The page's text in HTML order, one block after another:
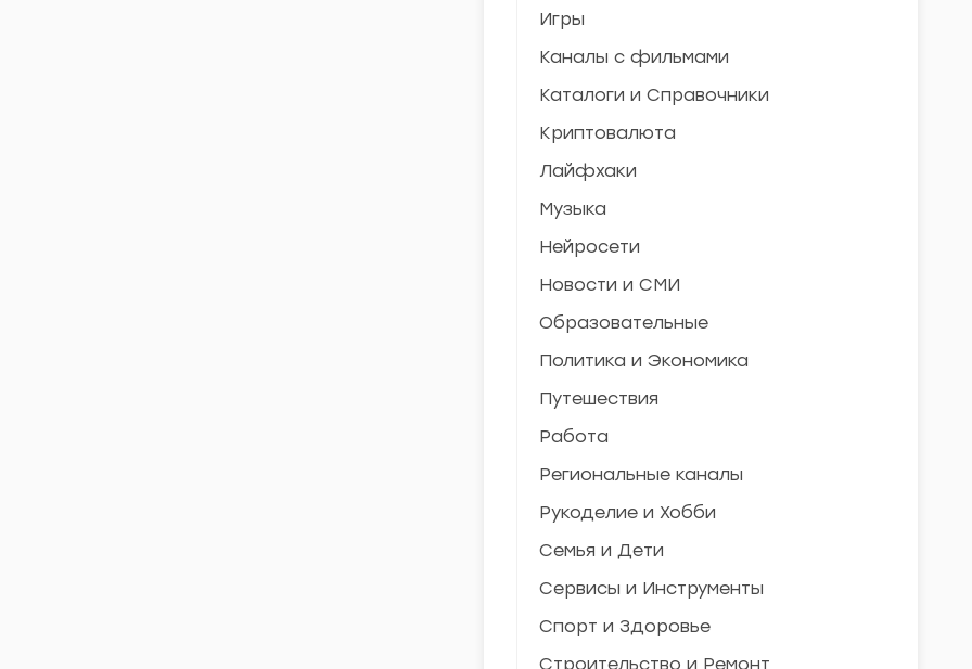
Игры
Каналы с фильмами
Каталоги и Справочники
Криптовалюта
Лайфхаки
Музыка
Нейросети
Новости и СМИ
Образовательные
Политика и Экономика
Путешествия
Работа
Региональные каналы
Рукоделие и Хобби
Семья и Дети
Сервисы и Инструменты
Спорт и Здоровье
Строительство и Ремонт